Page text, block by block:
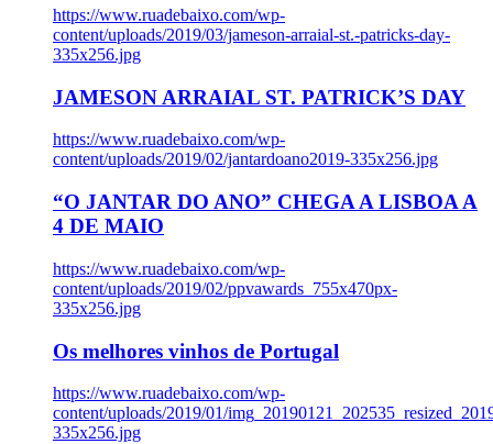
https://www.ruadebaixo.com/wp-
content/uploads/2019/03/jameson-arraial-st.-patricks-day-
335x256.jpg
JAMESON ARRAIAL ST. PATRICK’S DAY
https://www.ruadebaixo.com/wp-
content/uploads/2019/02/jantardoano2019-335x256.jpg
“O JANTAR DO ANO” CHEGA A LISBOA A
4 DE MAIO
https://www.ruadebaixo.com/wp-
content/uploads/2019/02/ppvawards_755x470px-
335x256.jpg
Os melhores vinhos de Portugal
https://www.ruadebaixo.com/wp-
content/uploads/2019/01/
335x256.jpg